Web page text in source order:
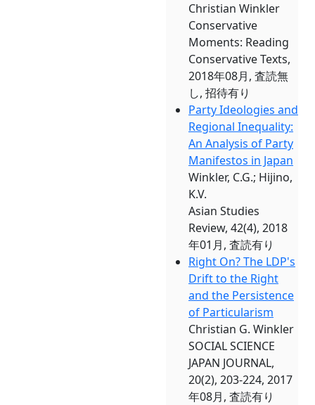
Christian Winkler
Conservative
Moments: Reading
Conservative Texts,
2018年08月, 査読無
し, 招待有り
Party Ideologies and
Regional Inequality:
An Analysis of Party
Manifestos in Japan
Winkler, C.G.; Hijino,
K.V.
Asian Studies
Review, 42(4), 2018
年01月, 査読有り
Right On? The LDP's
Drift to the Right
and the Persistence
of Particularism
Christian G. Winkler
SOCIAL SCIENCE
JAPAN JOURNAL,
20(2), 203-224, 2017
年08月, 査読有り